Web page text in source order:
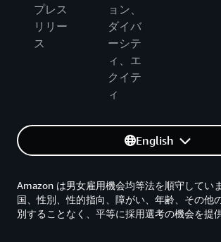
プレス
リリー
ス
ョン、
ダイバ
ーシテ
ィ、エ
クイテ
ィ
English
Amazon は男女雇用機会均等法を順守してい
国、性別、性的指向、障がい、年齢、その他
別することなく、平等に採用選考の機会を提